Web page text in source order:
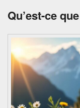
Qu’est-ce